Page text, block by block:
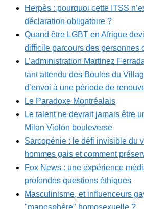
Herpès : pourquoi cette ITSS
déclaration obligatoire ?
Quand être LGBT en Afrique
difficile parcours des personnes
L’administration Martinez
tant attendu des Boules du
d’envoi à une période de
Le Paradoxe Montréalais
Le talent ne devrait jamais être
Milan Violon bouleverse
Sarcopénie : le défi invisible du
hommes gais et comment
Fox News : une expérience
profondes questions éthiques
Masculinisme, et influenceurs